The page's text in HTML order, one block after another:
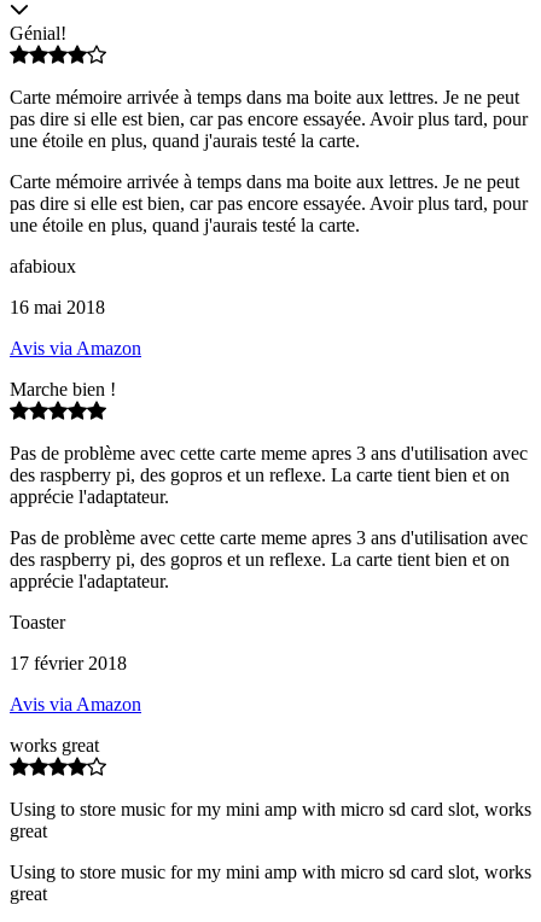
Génial!
Carte mémoire arrivée à temps dans ma boite aux lettres. Je ne peut
pas dire si elle est bien, car pas encore essayée. Avoir plus tard, pour
une étoile en plus, quand j'aurais testé la carte.
Carte mémoire arrivée à temps dans ma boite aux lettres. Je ne peut
pas dire si elle est bien, car pas encore essayée. Avoir plus tard, pour
une étoile en plus, quand j'aurais testé la carte.
afabioux
16 mai 2018
Avis via Amazon
Marche bien !
Pas de problème avec cette carte meme apres 3 ans d'utilisation avec
des raspberry pi, des gopros et un reflexe. La carte tient bien et on
apprécie l'adaptateur.
Pas de problème avec cette carte meme apres 3 ans d'utilisation avec
des raspberry pi, des gopros et un reflexe. La carte tient bien et on
apprécie l'adaptateur.
Toaster
17 février 2018
Avis via Amazon
works great
Using to store music for my mini amp with micro sd card slot, works
great
Using to store music for my mini amp with micro sd card slot, works
great